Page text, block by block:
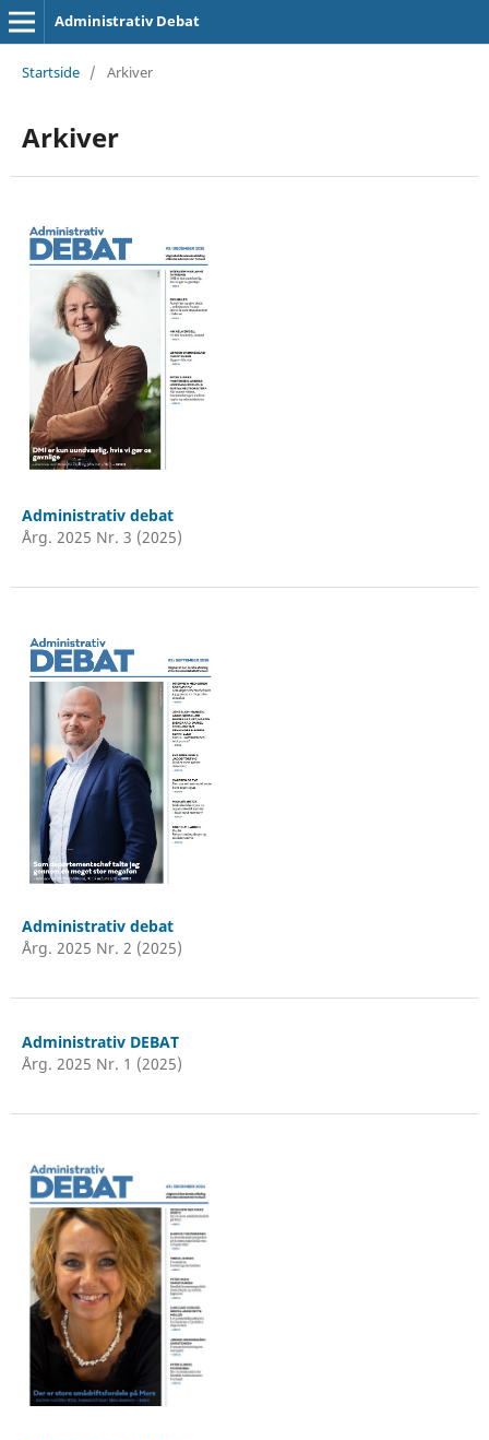
Administrativ Debat
Startside / Arkiver
Arkiver
Administrativ debat
Årg. 2025 Nr. 3 (2025)
Administrativ debat
Årg. 2025 Nr. 2 (2025)
Administrativ DEBAT
Årg. 2025 Nr. 1 (2025)